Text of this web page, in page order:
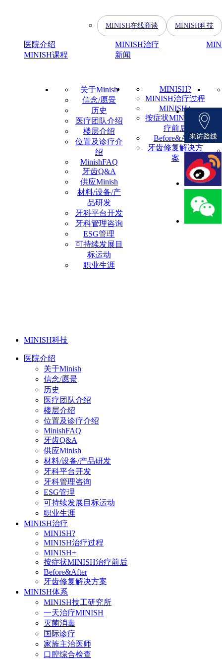
医院介绍 MINISH治疗
MINISH课程
新闻
MINISH在线商谈 MINISH科技
关于Minish
信念/愿景
历史
医疗团队介绍
楼层介绍
位置及诊疗介
绍
MinishFAQ
牙齿Q&A
供应Minish
材料/设备/产
品研发
牙科平台开发
牙科管理咨询
ESG管理
可持续发展目
标运动
职业生涯
MINISH?
MINISH治疗过程
MINISH+
按症状MINISH治
疗前后
Before&After
牙齿修复解决方
案
MINISH科技
医院介绍
关于Minish
信念/愿景
历史
医疗团队介绍
楼层介绍
位置及诊疗介绍
MinishFAQ
牙齿Q&A
供应Minish
材料/设备/产品研发
牙科平台开发
牙科管理咨询
ESG管理
可持续发展目标运动
职业生涯
MINISH治疗
MINISH?
MINISH治疗过程
MINISH+
按症状MINISH治疗前后
Before&After
牙齿修复解决方案
MINISH体系
MINISH技工研究所
一天治疗MINISH
灭菌消毒
国际诊疗
家族主治医师
口腔综合检查